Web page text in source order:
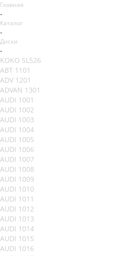
Главная
-
Каталог
-
Диски
-
KOKO SL526
ABT 1101
ADV 1201
ADVAN 1301
AUDI 1001
AUDI 1002
AUDI 1003
AUDI 1004
AUDI 1005
AUDI 1006
AUDI 1007
AUDI 1008
AUDI 1009
AUDI 1010
AUDI 1011
AUDI 1012
AUDI 1013
AUDI 1014
AUDI 1015
AUDI 1016